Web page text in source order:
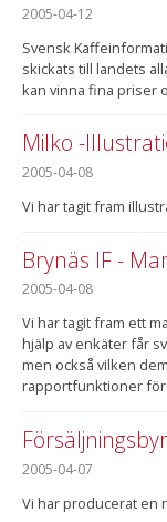
2005-04-12
Svensk
skickats till landets
kan vinna fina priser
Milko -
2005-04-08
Vi har tagit fram
Brynäs IF -
2005-04-08
Vi har tagit fram ett
hjälp av enkäter får
men också vilken
rapportfunktioner för
2005-04-07
Vi har producerat en